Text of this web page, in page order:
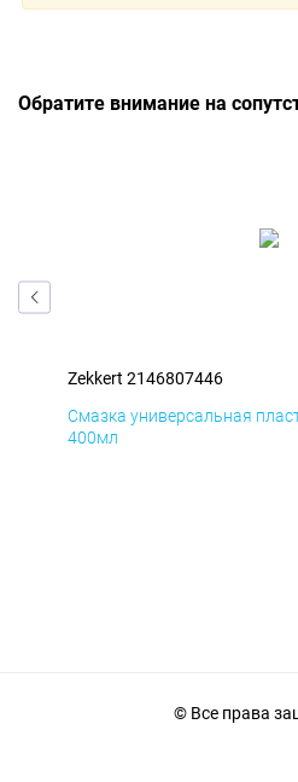
Обратите внимание на
Zekkert 2146807446
Смазка универсальная
400мл
© Все права